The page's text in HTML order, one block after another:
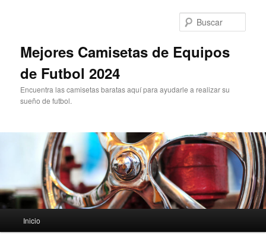
Mejores Camisetas de Equipos
de Futbol 2024
Encuentra las camisetas baratas aquí para ayudarle a realizar su
sueño de futbol.
principal
Inicio